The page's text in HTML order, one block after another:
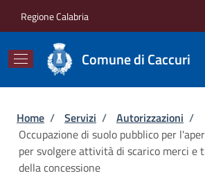
Regione Calabria
Comune di Caccuri
Briciole di pane
Home / Servizi / Autorizzazioni /
Occupazione di suolo pubblico per
per svolgere attività di scarico merci e
della concessione